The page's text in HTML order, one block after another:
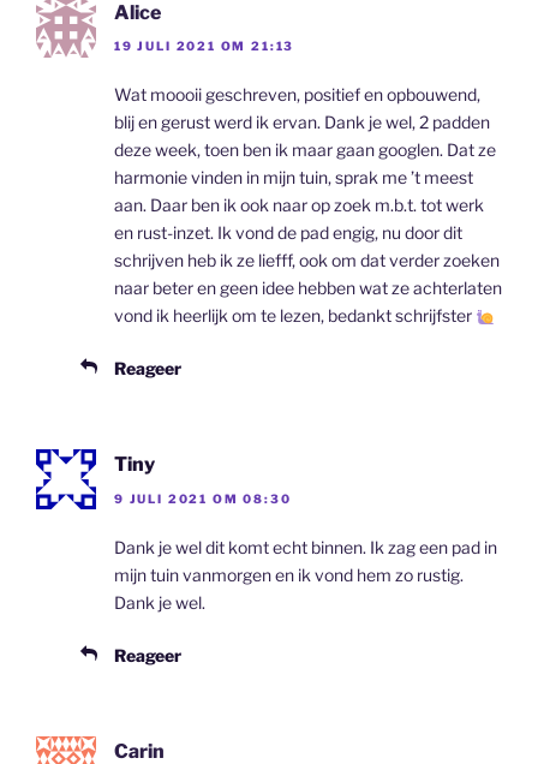
Alice
19 JULI 2021 OM 21:13
Wat moooii geschreven, positief en opbouwend,
blij en gerust werd ik ervan. Dank je wel, 2 padden
deze week, toen ben ik maar gaan googlen. Dat ze
harmonie vinden in mijn tuin, sprak me ’t meest
aan. Daar ben ik ook naar op zoek m.b.t. tot werk
en rust-inzet. Ik vond de pad engig, nu door dit
schrijven heb ik ze liefff, ook om dat verder zoeken
naar beter en geen idee hebben wat ze achterlaten
vond ik heerlijk om te lezen, bedankt schrijfster
Reageer
Tiny
9 JULI 2021 OM 08:30
Dank je wel dit komt echt binnen. Ik zag een pad in
mijn tuin vanmorgen en ik vond hem zo rustig.
Dank je wel.
Reageer
Carin